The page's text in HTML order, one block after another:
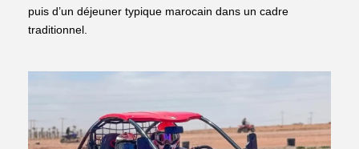
puis d’un déjeuner typique marocain dans un cadre
traditionnel.